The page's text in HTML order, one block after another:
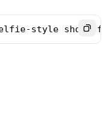
style shot of a